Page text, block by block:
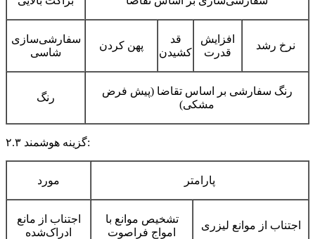
سفارشی‌سازی
شاسی
پهن کردن
قد
کشیدن
افزایش
قدرت
نرخ رشد
رنگ
رنگ سفارشی بر اساس تقاضا (پیش فرض
مشکی)
۲.۳ گزینه هوشمند:
مورد پارامتر
اجتناب از مانع
ادراک‌شده
تشخیص موانع با
امواج فراصوت
اجتناب از موانع لیزری